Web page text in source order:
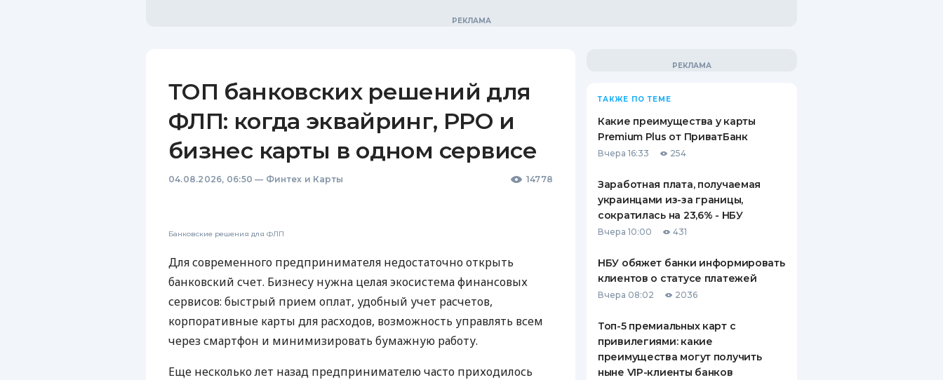
ТОП банковских решений для
ФЛП: когда эквайринг, РРО и
бизнес карты в одном сервисе
04.08.2026, 06:50 — Финтех и Карты 14778
Банковские решения для ФЛП
Для современного предпринимателя недостаточно открыть
банковский счет. Бизнесу нужна целая экосистема финансовых
сервисов: быстрый прием оплат, удобный учет расчетов,
корпоративные карты для расходов, возможность управлять всем
через смартфон и минимизировать бумажную работу.
Еще несколько лет назад предпринимателю часто приходилось
ТАКЖЕ ПО ТЕМЕ
Какие преимущества у карты
Premium Plus от ПриватБанк
Вчера 16:33 254
Заработная плата, получаемая
украинцами из-за границы,
сократилась на 23,6% - НБУ
Вчера 10:00 431
НБУ обяжет банки информировать
клиентов о статусе платежей
Вчера 08:02 2036
Топ-5 премиальных карт с
привилегиями: какие
преимущества могут получить
ныне VIP-клиенты банков